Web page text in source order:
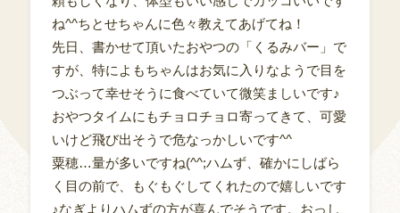
ね^^ちとせちゃんに色々教えてあげてね！
先日、書かせて頂いたおやつの「くるみバー」で
すが、特によもちゃんはお気に入りなようで目を
つぶって幸せそうに食べていて微笑ましいです♪
おやつタイムにもチョロチョロ寄ってきて、可愛
いけど飛び出そうで危なっかしいです^^
粟穂…量が多いですね(^^;ハムず、確かにしばら
く目の前で、もぐもぐしてくれたので嬉しいです
♪なぎよりハムずの方が喜んでそうです。おっし